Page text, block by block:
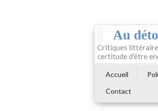
Au
Critiques
certitude d'être
Accueil
Contact